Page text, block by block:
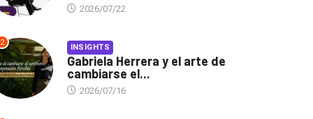
2026/07/22
2 INSIGHTS
Gabriela Herrera y el arte de
cambiarse el...
2026/07/16